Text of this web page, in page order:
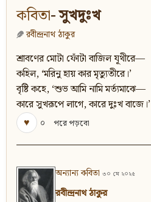
কবিতা- সুখদুঃখ
রবীন্দ্রনাথ ঠাকুর
শ্রাবণের মোটা ফোঁটা বাজিল যূথীরে—
কহিল, ‘মরিনু হায় কার মৃত্যুতীরে।’
বৃষ্টি কহে, ‘শুভ আমি নামি মর্ত্যমাঝে—
কারে সুখরূপে লাগে, কারে দুঃখ বাজে।’
♥
০ পরে পড়বো
অন্যান্য কবিতা ৩০ মে ২০২৫
রবীন্দ্রনাথ ঠাকুর